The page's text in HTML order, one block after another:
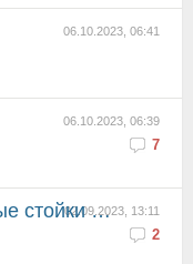
06.10.2023, 06:41
06.10.2023, 06:39
7
02.09.2023, 13:11
2
киа опирус